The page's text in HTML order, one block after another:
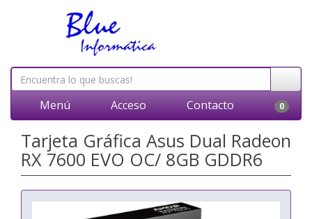
Menú Acceso Contacto 0
Tarjeta Gráfica Asus Dual Radeon
RX 7600 EVO OC/ 8GB GDDR6